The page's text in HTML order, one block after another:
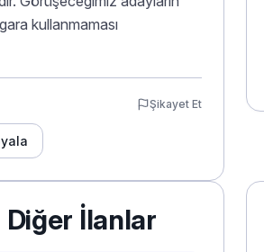
kullanmaması
Şikayet Et
İlanlar